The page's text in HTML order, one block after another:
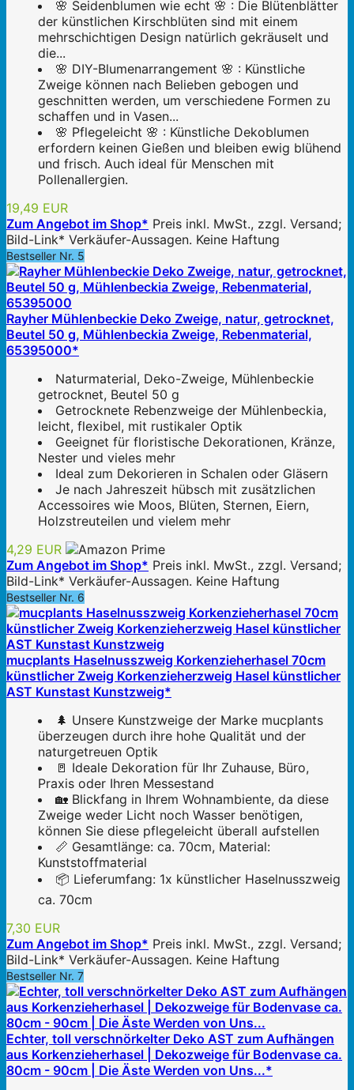
🌸 Seidenblumen wie echt 🌸 : Die Blütenblätter
der künstlichen Kirschblüten sind mit einem
mehrschichtigen Design natürlich gekräuselt und
die...
🌸 DIY-Blumenarrangement 🌸 : Künstliche
Zweige können nach Belieben gebogen und
geschnitten werden, um verschiedene Formen zu
schaffen und in Vasen...
🌸 Pflegeleicht 🌸 : Künstliche Dekoblumen
erfordern keinen Gießen und bleiben ewig blühend
und frisch. Auch ideal für Menschen mit
Pollenallergien.
19,49 EUR
Zum Angebot im Shop* Preis inkl. MwSt., zzgl. Versand;
Bild-Link* Verkäufer-Aussagen. Keine Haftung
Bestseller Nr. 5
Rayher Mühlenbeckie Deko Zweige, natur, getrocknet,
Beutel 50 g, Mühlenbeckia Zweige, Rebenmaterial,
65395000*
Naturmaterial, Deko-Zweige, Mühlenbeckie
getrocknet, Beutel 50 g
Getrocknete Rebenzweige der Mühlenbeckia,
leicht, flexibel, mit rustikaler Optik
Geeignet für floristische Dekorationen, Kränze,
Nester und vieles mehr
Ideal zum Dekorieren in Schalen oder Gläsern
Je nach Jahreszeit hübsch mit zusätzlichen
Accessoires wie Moos, Blüten, Sternen, Eiern,
Holzstreuteilen und vielem mehr
4,29 EUR
Zum Angebot im Shop* Preis inkl. MwSt., zzgl. Versand;
Bild-Link* Verkäufer-Aussagen. Keine Haftung
Bestseller Nr. 6
mucplants Haselnusszweig Korkenzieherhasel 70cm
künstlicher Zweig Korkenzieherzweig Hasel künstlicher
AST Kunstast Kunstzweig*
🌲 Unsere Kunstzweige der Marke mucplants
überzeugen durch ihre hohe Qualität und der
naturgetreuen Optik
🚪 Ideale Dekoration für Ihr Zuhause, Büro,
Praxis oder Ihren Messestand
🏡 Blickfang in Ihrem Wohnambiente, da diese
Zweige weder Licht noch Wasser benötigen,
können Sie diese pflegeleicht überall aufstellen
📏 Gesamtlänge: ca. 70cm, Material:
Kunststoffmaterial
📦 Lieferumfang: 1x künstlicher Haselnusszweig
ca. 70cm
7,30 EUR
Zum Angebot im Shop* Preis inkl. MwSt., zzgl. Versand;
Bild-Link* Verkäufer-Aussagen. Keine Haftung
Bestseller Nr. 7
Echter, toll verschnörkelter Deko AST zum Aufhängen
aus Korkenzieherhasel | Dekozweige für Bodenvase ca.
80cm - 90cm | Die Äste Werden von Uns...*